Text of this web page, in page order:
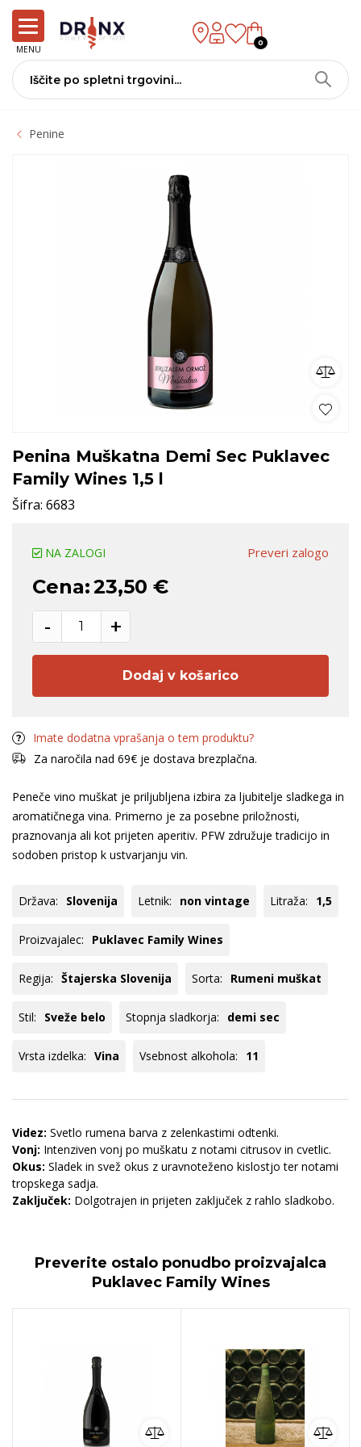
MENU
0
Penine
Penina Muškatna Demi Sec Puklavec
Family Wines 1,5 l
Šifra: 6683
Preveri zalogo
NA ZALOGI
Cena:23,50 €
- +
Dodaj v košarico
Imate dodatna vprašanja o tem produktu?
Za naročila nad 69€ je dostava brezplačna.
Peneče vino muškat je priljubljena izbira za ljubitelje sladkega in
aromatičnega vina. Primerno je za posebne priložnosti,
praznovanja ali kot prijeten aperitiv. PFW združuje tradicijo in
sodoben pristop k ustvarjanju vin.
Država: Slovenija Letnik: non vintage Litraža: 1,5
Proizvajalec: Puklavec Family Wines
Regija: Štajerska Slovenija Sorta: Rumeni muškat
Stil: Sveže belo Stopnja sladkorja: demi sec
Vrsta izdelka: Vina Vsebnost alkohola: 11
Videz: Svetlo rumena barva z zelenkastimi odtenki.
Vonj: Intenziven vonj po muškatu z notami citrusov in cvetlic.
Okus: Sladek in svež okus z uravnoteženo kislostjo ter notami
tropskega sadja.
Zaključek: Dolgotrajen in prijeten zaključek z rahlo sladkobo.
Preverite ostalo ponudbo proizvajalca
Puklavec Family Wines